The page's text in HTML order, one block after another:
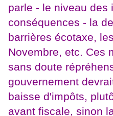
parle - le niveau des
conséquences - la
barrières écotaxe,
Novembre, etc. Ces
sans doute
gouvernement
baisse d'impôts,
avant fiscale, sinon